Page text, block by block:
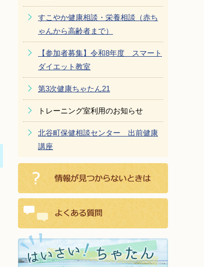
すこやか健康相談・栄養相談（赤ち
ゃんから高齢者まで）
【参加者募集】令和8年度 スマート
ダイエット教室
第3次健康ちゃたん21
トレーニング室利用のお知らせ
北谷町保健相談センター 出前健康
講座